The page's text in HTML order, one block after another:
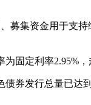
募集资金用于支持
固定利率2.95%，
债券发行总量已达